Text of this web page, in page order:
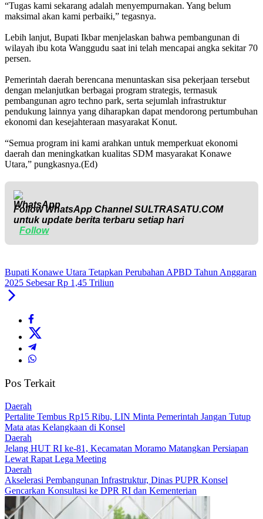
‎“Tugas kami sekarang adalah menyempurnakan. Yang belum
maksimal akan kami perbaiki,” tegasnya.
‎Lebih lanjut, Bupati Ikbar menjelaskan bahwa pembangunan di
wilayah ibu kota Wanggudu saat ini telah mencapai angka sekitar 70
persen.
‎Pemerintah daerah berencana menuntaskan sisa pekerjaan tersebut
dengan melanjutkan berbagai program strategis, termasuk
pembangunan agro techno park, serta sejumlah infrastruktur
pendukung lainnya yang diharapkan dapat mendorong pertumbuhan
ekonomi dan kesejahteraan masyarakat Konut.
‎“Semua program ini kami arahkan untuk memperkuat ekonomi
daerah dan meningkatkan kualitas SDM masyarakat Konawe
Utara,” pungkasnya.(Ed)
Follow WhatsApp ChannelSULTRASATU.COM
untuk update berita terbaru setiap hari
Follow
Bupati Konawe Utara Tetapkan Perubahan APBD Tahun Anggaran
2025 Sebesar Rp 1,45 Triliun
Pos Terkait
Daerah
‎Pertalite Tembus Rp15 Ribu, LIN Minta Pemerintah Jangan Tutup
Mata atas Kelangkaan di Konsel
Daerah
‎Jelang HUT RI ke-81, Kecamatan Moramo Matangkan Persiapan
Lewat Rapat Lega Meeting
Daerah
Akselerasi Pembangunan Infrastruktur, Dinas PUPR Konsel
Gencarkan Konsultasi ke DPR RI dan Kementerian